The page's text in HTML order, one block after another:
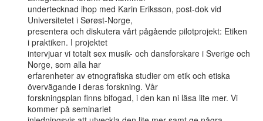
undertecknad ihop med Karin Eriksson, post-dok vid
Universitetet i Sørøst-Norge,
presentera och diskutera vårt pågående pilotprojekt: Etiken
i praktiken. I projektet
intervjuar vi totalt sex musik- och dansforskare i Sverige och
Norge, som alla har
erfarenheter av etnografiska studier om etik och etiska
övervägande i deras forskning. Vår
forskningsplan finns bifogad, i den kan ni läsa lite mer. Vi
kommer på seminariet